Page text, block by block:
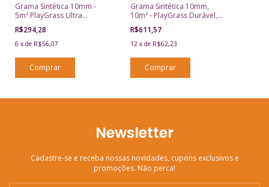
Grama Sintética 10mm -
5m² PlayGrass Ultra
Resistente Parquinho
R$294,28
6 x de R$56,07
Grama Sintética 10mm,
10m² - PlayGrass Durável,
Fácil De Cuidar
R$611,57
12 xde R$62,23
Newsletter
Cadastre-se e receba nossas novidades, cupons exclusivos e
promoções. Não perca!